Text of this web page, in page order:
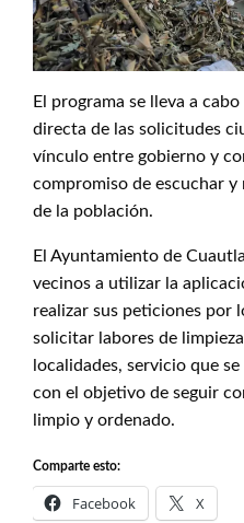
El programa se lleva a
directa de las solicitudes
vínculo entre gobierno y
compromiso de escuchar y
de la población.
El Ayuntamiento de
vecinos a utilizar la
realizar sus peticiones por
solicitar labores de
localidades, servicio que
con el objetivo de seguir
limpio y ordenado.
Comparte esto:
Facebook X